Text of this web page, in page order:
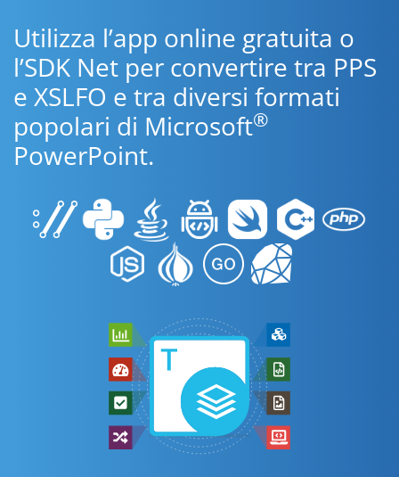
Utilizza l’app online gratuita o
l’SDK Net per convertire tra PPS
e XSLFO e tra diversi formati
popolari di Microsoft®
PowerPoint.